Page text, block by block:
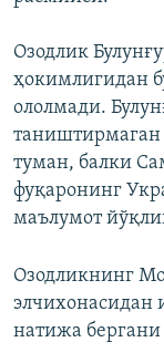
Озодлик
ҳокимлигидан
ололмади.
таништирмаган
туман, балки
фуқаронинг
маълумот
Озодликнинг
элчихонасидан
натижа бергани